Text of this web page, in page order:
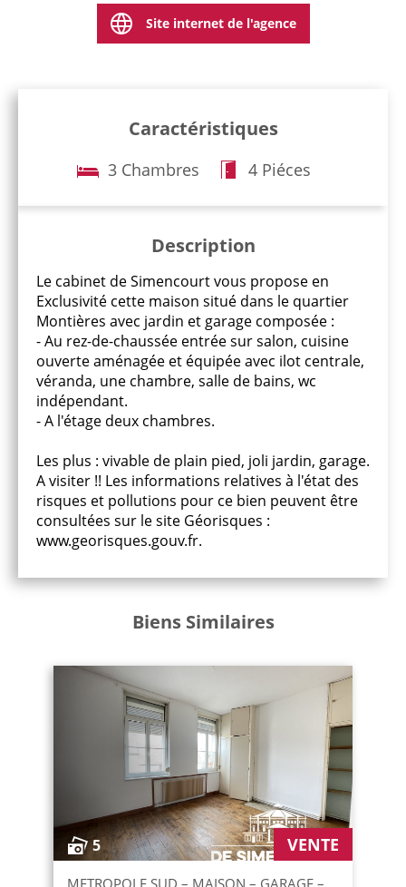
Site internet de l'agence
Caractéristiques
3 Chambres 4 Piéces
Description
Le cabinet de Simencourt vous propose en
Exclusivité cette maison situé dans le quartier
Montières avec jardin et garage composée :
- Au rez-de-chaussée entrée sur salon, cuisine
ouverte aménagée et équipée avec ilot centrale,
véranda, une chambre, salle de bains, wc
indépendant.
- A l'étage deux chambres.
Les plus : vivable de plain pied, joli jardin, garage.
A visiter !! Les informations relatives à l'état des
risques et pollutions pour ce bien peuvent être
consultées sur le site Géorisques :
www.georisques.gouv.fr.
Biens Similaires
5 VENTE